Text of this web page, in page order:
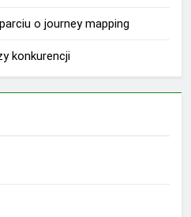
o journey mapping
konkurencji